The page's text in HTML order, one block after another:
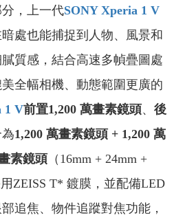
，上一代SONY Xperia 1 V
處也能捕捉到人物、風景和
質感，結合高速多幀疊圖處
全幅相機、動態範圍更廣的
1 V前置1,200 萬畫素鏡頭、 後
1,200 萬畫素鏡頭 + 1,200 萬
素鏡頭（16mm + 24mm +
ZEISS T* 鍍膜，並配備LED
追焦、物件追蹤對焦功能，